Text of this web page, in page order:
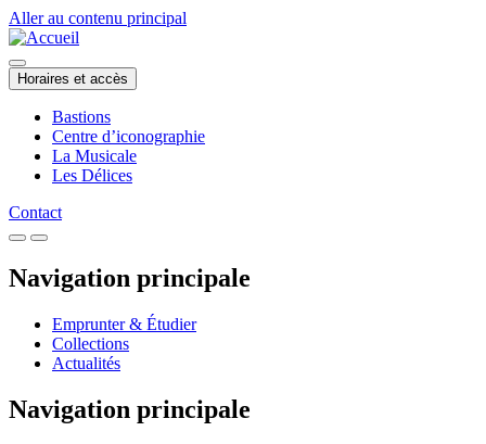
Aller au contenu principal
Horaires et accès
Bastions
Centre d’iconographie
La Musicale
Les Délices
Contact
Navigation principale
Emprunter & Étudier
Collections
Actualités
Navigation principale